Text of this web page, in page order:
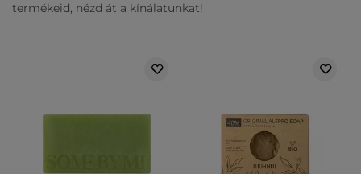
termékeid, nézd át a kínálatunkat!